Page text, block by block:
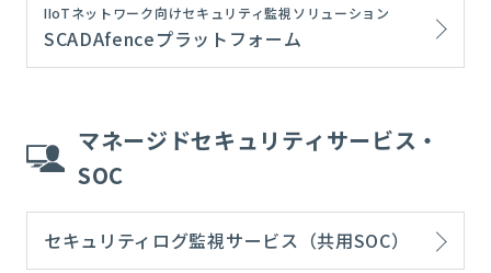
IIoTネットワーク向けセキュリティ監視ソリューション
SCADAfenceプラットフォーム
マネージドセキュリティサービス・
SOC
セキュリティログ監視サービス（共用SOC）